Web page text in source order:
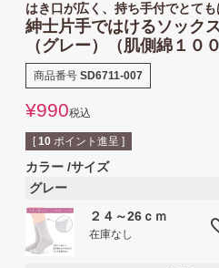
はき口が広く、持ち手付でとても
紳士片手ではけるソック
（グレー）（肌側綿１０
商品番号 SD6711-007
¥990税込
[ 10 ポイント進呈 ]
カラー サイズ
グレー
２４～26ｃｍ
在庫なし